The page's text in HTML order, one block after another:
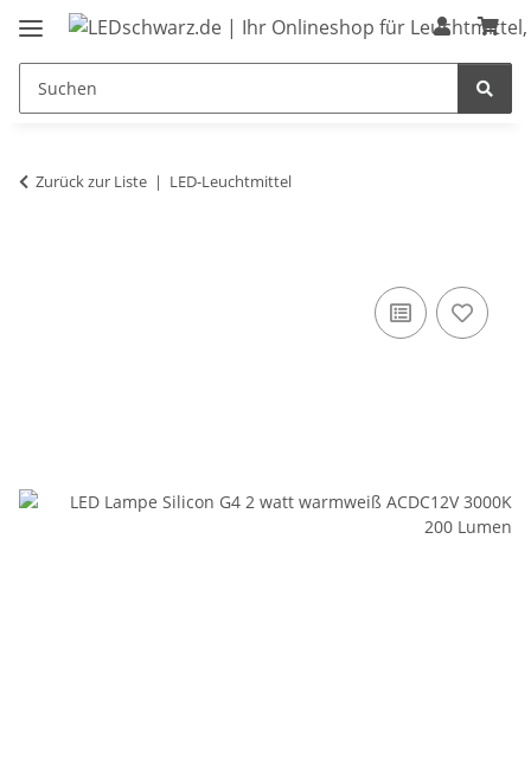
Zurück zur Liste LED-Leuchtmittel